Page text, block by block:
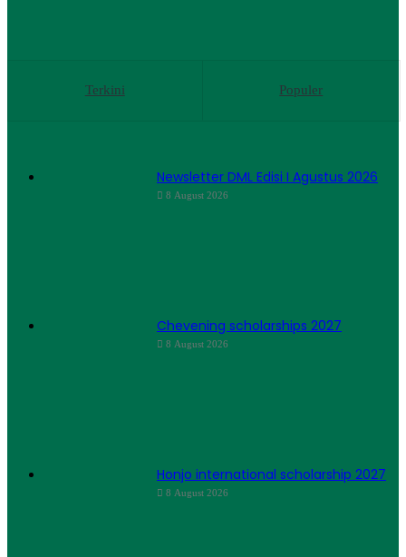
Terkini Populer
Newsletter DML Edisi I Agustus 2026
8 August 2026
Chevening scholarships 2027
8 August 2026
Honjo international scholarship 2027
8 August 2026